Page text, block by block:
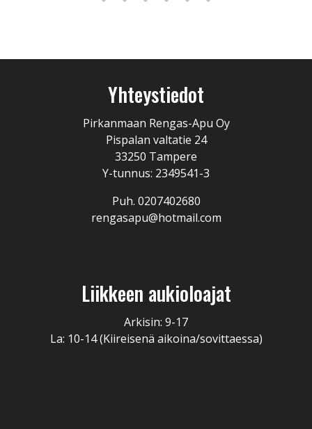
Yhteystiedot
Pirkanmaan Rengas-Apu Oy
Pispalan valtatie 24
33250 Tampere
Y-tunnus: 2349541-3
Puh. 0207402680
rengasapu@hotmail.com
Liikkeen aukioloajat
Arkisin: 9-17
La: 10-14 (Kiireisenä aikoina/sovittaessa)